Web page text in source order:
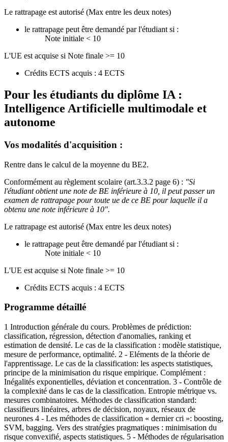
Le rattrapage est autorisé (Max entre les deux notes)
le rattrapage peut être demandé par l'étudiant si :
Note initiale < 10
L'UE est acquise si Note finale >= 10
Crédits ECTS acquis : 4 ECTS
Pour les étudiants du diplôme IA :
Intelligence Artificielle multimodale et
autonome
Vos modalités d'acquisition :
Rentre dans le calcul de la moyenne du BE2.
Conformément au règlement scolaire (art.3.3.2 page 6) : "Si
l'étudiant obtient une note de BE inférieure à 10, il peut passer un
examen de rattrapage pour toute ue de ce BE pour laquelle il a
obtenu une note inférieure à 10".
Le rattrapage est autorisé (Max entre les deux notes)
le rattrapage peut être demandé par l'étudiant si :
Note initiale < 10
L'UE est acquise si Note finale >= 10
Crédits ECTS acquis : 4 ECTS
Programme détaillé
1 Introduction générale du cours. Problèmes de prédiction:
classification, régression, détection d'anomalies, ranking et
estimation de densité. Le cas de la classification : modèle statistique,
mesure de performance, optimalité. 2 - Eléments de la théorie de
l'apprentissage. Le cas de la classification: les aspects statistiques,
principe de la minimisation du risque empirique. Complément :
Inégalités exponentielles, déviation et concentration. 3 - Contrôle de
la complexité dans le cas de la classification. Entropie métrique vs.
mesures combinatoires. Méthodes de classification standard:
classifieurs linéaires, arbres de décision, noyaux, réseaux de
neurones 4 - Les méthodes de classification « dernier cri »: boosting,
SVM, bagging. Vers des stratégies pragmatiques : minimisation du
risque convexifié, aspects statistiques. 5 - Méthodes de régularisation